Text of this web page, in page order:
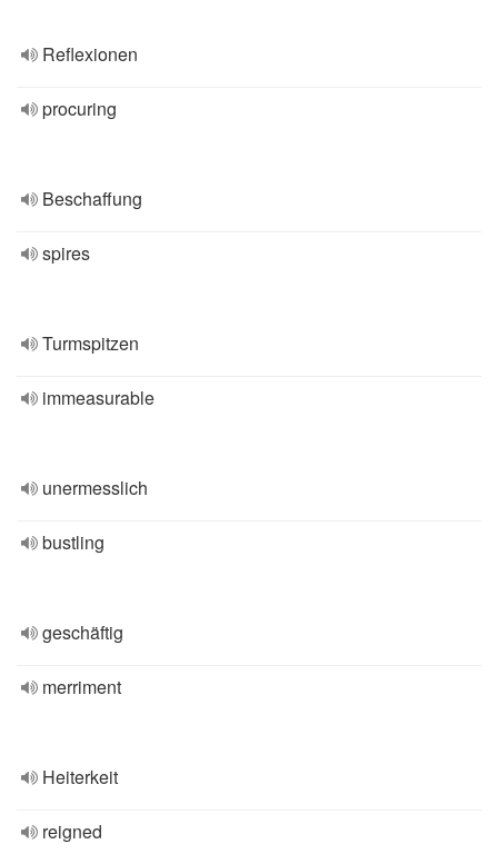
Reflexionen
procuring
Beschaffung
spires
Turmspitzen
immeasurable
unermesslich
bustling
geschäftig
merriment
Heiterkeit
reigned